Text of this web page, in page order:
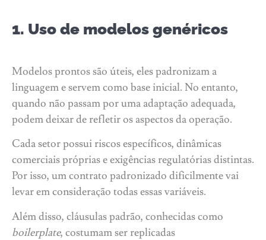
1. Uso de modelos genéricos
Modelos prontos são úteis, eles padronizam a
linguagem e servem como base inicial. No entanto,
quando não passam por uma adaptação adequada,
podem deixar de refletir os aspectos da operação.
Cada setor possui riscos específicos, dinâmicas
comerciais próprias e exigências regulatórias distintas.
Por isso, um contrato padronizado dificilmente vai
levar em consideração todas essas variáveis.
Além disso, cláusulas padrão, conhecidas como
boilerplate, costumam ser replicadas